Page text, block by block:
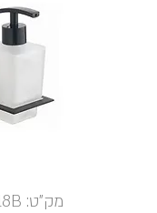
מק"ט: MS-118B